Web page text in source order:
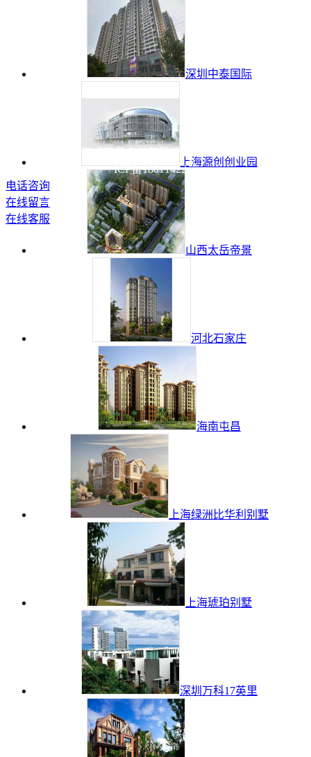
深圳中泰国际
上海源创创业园
山西太岳帝景
河北石家庄
海南屯昌
上海绿洲比华利别墅
上海琥珀别墅
深圳万科17英里
版权所有 © 上海威茨堡电梯有限公司 未经许可 严禁复制 沪
ICP备18011422号
电话咨询
在线留言
在线客服